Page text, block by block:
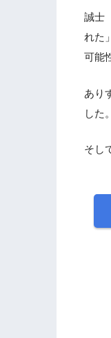
誠士
れた
可能
あり
した。
そし